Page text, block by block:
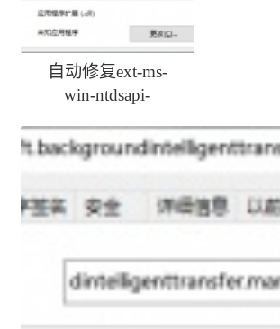
自动修复ext-ms-
win-ntdsapi-
l1-1-0.dll丢失方法